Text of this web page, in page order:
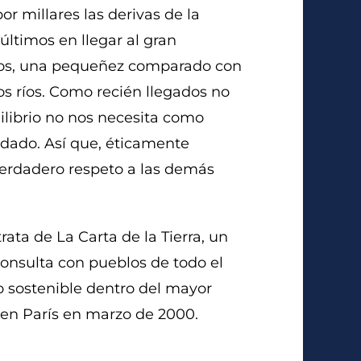
millares las derivas de la
en llegar al gran
una pequeñez comparado con
ríos. Como recién llegados no
no nos necesita como
Así que, éticamente
respeto a las demás
de La Carta de la Tierra, un
con pueblos de todo el
sostenible dentro del mayor
París en marzo de 2000.